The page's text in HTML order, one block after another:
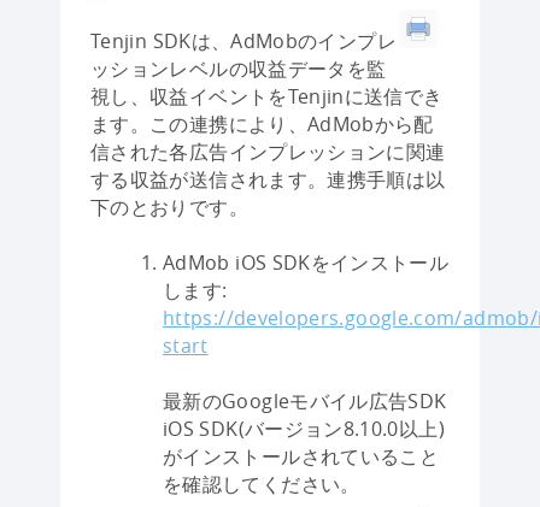
Tenjin SDKは、AdMobのインプレ
ッションレベルの収益データを監
視し、収益イベントをTenjinに送信でき
ます。この連携により、AdMobから配
信された各広告インプレッションに関連
する収益が送信されます。連携手順は以
下のとおりです。
AdMob iOS SDKをインストール
します:
https://developers.google.com/
start
最新のGoogleモバイル広告SDK
iOS SDK(バージョン8.10.0以上)
がインストールされていること
を確認してください。